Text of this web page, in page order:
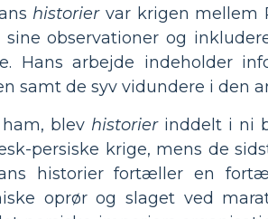
historiervar krigen mellem
sine observationer og
Hans arbejde indeholder
samt de syv vidundere i den
blev historierinddelt i ni
persiske krige, mens de
historier fortæller en
oprør og slaget ved